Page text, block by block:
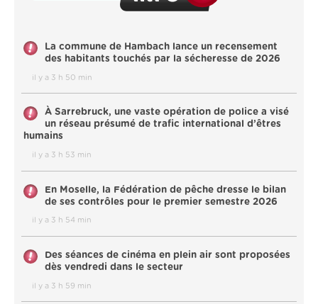
La commune de Hambach lance un recensement
des habitants touchés par la sécheresse de 2026
il y a 3 h 50 min
À Sarrebruck, une vaste opération de police a visé
un réseau présumé de trafic international d’êtres
humains
il y a 3 h 53 min
En Moselle, la Fédération de pêche dresse le bilan
de ses contrôles pour le premier semestre 2026
il y a 3 h 54 min
Des séances de cinéma en plein air sont proposées
dès vendredi dans le secteur
il y a 3 h 59 min